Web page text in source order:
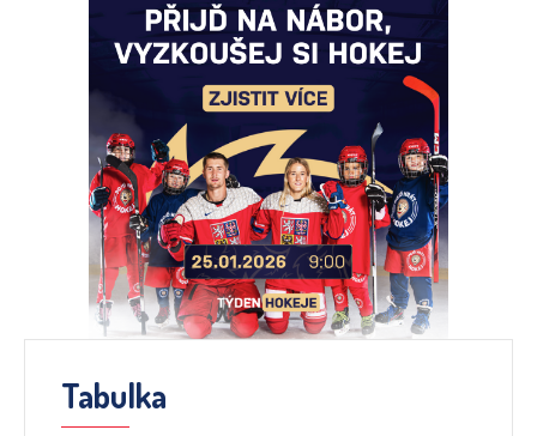
Tabulka